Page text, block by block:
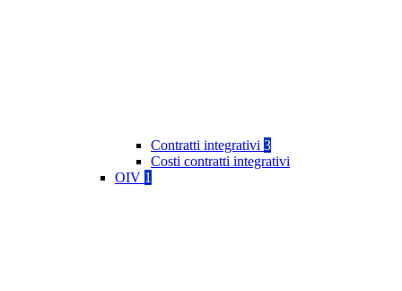
Contratti integrativi 3
Costi contratti integrativi
OIV 1